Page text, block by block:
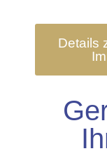
Details